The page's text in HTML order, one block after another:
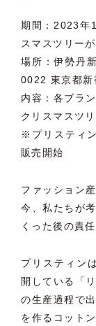
期間：2023年
スマスツリー
場所：伊勢丹
0022 東京都新
内容：各ブラ
クリスマスツ
※プリスティ
販売開始
ファッション
今、私たちが
くった後の責任
プリスティン
開している「
の生産過程で
を作るコット